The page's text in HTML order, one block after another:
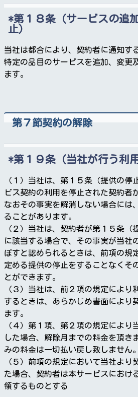
第１８条（サービスの追
止）
当社は都合により、契約者に通知す
特定の品目のサービスを追加、変更
ます。
第７節契約の解除
第１９条（当社が行う利
（１）当社は、第１５条（提供の停
ビス契約の利用を停止された契約者
なおその事実を解消しない場合には
ることがあります。
（２）当社は、契約者が第１５条（
に該当する場合で、その事実が当社
ぼすと認められるときは、前項の規
定める提供の停止をすることなくそ
とができます。
（３）当社は、前２項の規定により
するときは、あらかじめ書面により
ます。
（４）第１項、第２項の規定により
した場合、解除月までの料金を頂き
みの料金は一切払い戻し致しません。
（５）前項の規定において当社より
た場合、契約者は本サービスにおけ
領するものとする